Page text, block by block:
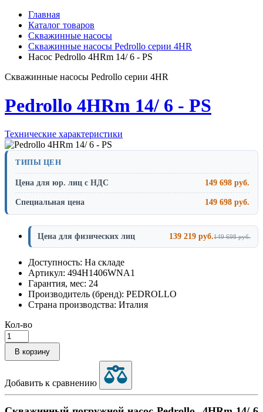
Главная
Каталог товаров
Скважинные насосы
Скважинные насосы Pedrollo серии 4HR
Насос Pedrollo 4HRm 14/ 6 - PS
Скважинные насосы Pedrollo серии 4HR
Pedrollo 4HRm 14/ 6 - PS
Технические характеристики
ТИПЫ ЦЕН
Цена для юр. лиц с НДС 149 698 руб.
Специальная цена 149 698 руб.
Цена для физических лиц 139 219 руб.149 698 руб.
Доступность: На складе
Артикул: 494H1406WNA1
Гарантия, мес: 24
Производитель (бренд): PEDROLLO
Страна производства: Италия
Кол-во
В корзину
Добавить к сравнению